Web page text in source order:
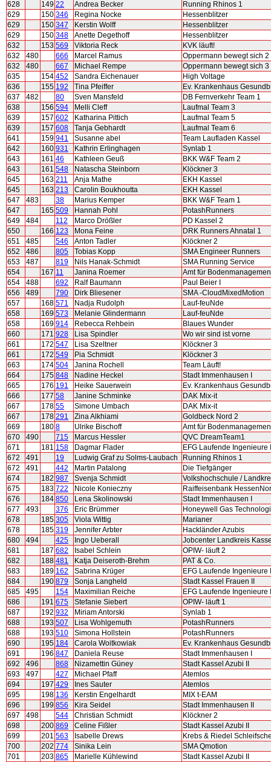
628 149 22 Andrea Becker
Running Rhinos 1
629
150 346 Regina Nocke
Hessenblitzer
629
150 347 Kerstin Wolff
Hessenblitzer
629
150 348 Anette Degethoff
Hessenblitzer
632
153 569 Viktoria Reck
KVK läuft!
632
480 666 Marcel Ramus
Oppermann bewegt sich 2
632
480 667 Michael Rempe
Oppermann bewegt sich 3
635
154 452 Sandra Eichenauer
High Voltage
636
155 192 Tina Pfeiffer
Ev. Krankenhaus
637
482 80 Sven Mansfeld
DB Fernverkehr Team 1
638
156 594 Melli Cleff
Laufmal Team 3
639
157 602 Katharina Pittich
Laufmal Team 5
639
157 608 Tanja Gebhardt
Laufmal Team 6
641
159 941 Susanne abel
Team Laufladen Kassel
642
160 931 Kathrin Erlinghagen
Synlab 1
643
161 46 Kathleen Geuß
BKK W&F Team 2
643
161 548 Natascha Steinborn
Klöckner 3
645
163 211 Anja Mathe
EKH Kassel
645
163 213 Carolin Boukhoutta
EKH Kassel
647
483 38 Marius Kemper
BKK W&F Team 1
647
165 509 Hannah Pohl
PotashRunners
649
484 112 Marco Drößler
PD Kassel 2
650
166 123 Mona Feine
DRK Runners Ahnatal 1
651
485 546 Anton Tadler
Klöckner 2
652
486 805 Tobias Kopp
SMA Engineer Runners
653
487 819 Nils Hanak-Schmidt
SMA Running Service
654
167 11 Janina Roemer
Amt für
654
488 692 Ralf Baumann
Paul Beier I
656
489 790 Dirk Bliesener
SMA -CloudMixedMotion
657
168 571 Nadja Rudolph
Lauf-feuNde
658
169 573 Melanie Glindermann
Lauf-feuNde
658
169 914 Rebecca Rehbein
Blaues Wunder
660
171 928 Lisa Spindler
Wo wir sind ist vorne
661
172 547 Lisa Szeltner
Klöckner 3
661
172 549 Pia Schmidt
Klöckner 3
663
174 504 Janina Rochell
Team Läuft!
664
175 848 Nadine Heckel
Stadt Immenhausen I
665
176 191 Heike Sauerwein
Ev. Krankenhaus
666
177 58 Janine Schminke
DAK Mix-it
667
178 55 Simone Umbach
DAK Mix-it
667
178 291 Zina Alkhiami
Goldbeck Nord 2
669
180 8 Ulrike Bischoff
Amt für
670
490 715 Marcus Hessler
QVC DreamTeam1
671
181 158 Dagmar Flader
EFG Laufende Ingenieure
672
491 19 Ludwig Graf zu Solms-Laubach
Running Rhinos 1
672
491 442 Martin Patalong
Die Tiefgänger
674
182 987 Svenja Schmidt
Volkshochschule /
675
183 722 Nicole Konieczny
Raiffeisenbank
676
184 850 Lena Skolinowski
Stadt Immenhausen I
677
493 376 Eric Brümmer
Honeywell Gas
678
185 305 Viola Wittig
Marianer
678
185 319 Jennifer Arbter
Hackländer Azubis
680
494 425 Ingo Ueberall
Jobcenter Landkreis
681
187 682 Isabel Schlein
OPIW- läuft 2
682
188 481 Katja Deiseroth-Brehm
PAT & Co.
683
189 162 Sabrina Krüger
EFG Laufende Ingenieure
684
190 879 Sonja Langheld
Stadt Kassel Frauen II
685
495 154 Maximilian Reiche
EFG Laufende Ingenieure
686
191 675 Stefanie Siebert
OPIW- läuft 1
687
192 932 Miriam Antorski
Synlab 1
688
193 507 Lisa Wohlgemuth
PotashRunners
688
193 510 Simona Hollstein
PotashRunners
690
195 184 Carola Woitkowiak
Ev. Krankenhaus
691
196 847 Daniela Reuse
Stadt Immenhausen I
692
496 868 Nizamettin Güney
Stadt Kassel Azubi II
693
497 427 Michael Pfaff
Atemlos
694
197 429 Ines Sauter
Atemlos
695
198 136 Kerstin Engelhardt
MIX t-EAM
696
199 856 Kira Seidel
Stadt Immenhausen II
697
498 544 Christian Schmidt
Klöckner 2
698
200 869 Celine Fißler
Stadt Kassel Azubi II
699
201 563 Isabelle Drews
Krebs & Riedel
700
202 774 Sinika Lein
SMA Qmotion
701
203 865 Marielle Kühlewind
Stadt Kassel Azubi II